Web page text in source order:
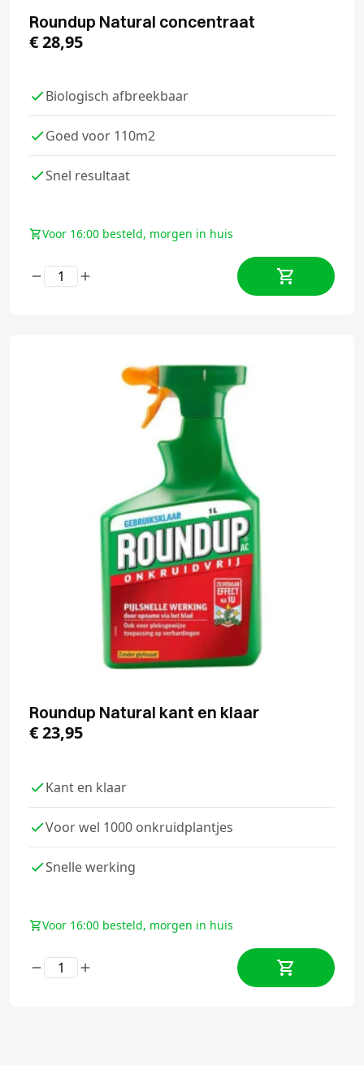
Roundup Natural concentraat
€28,95
Biologisch afbreekbaar
Goed voor 110m2
Snel resultaat
Voor 16:00 besteld, morgen in huis
Roundup Natural kant en klaar
€23,95
Kant en klaar
Voor wel 1000 onkruidplantjes
Snelle werking
Voor 16:00 besteld, morgen in huis